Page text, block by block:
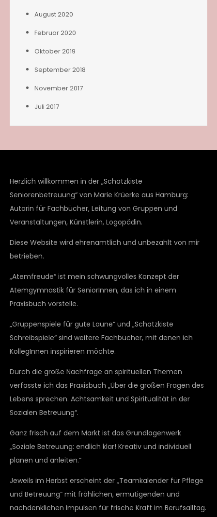
August 2020
Februar 2020
Oktober 2019
September 2018
November 2017
Juli 2017
Herzlich willkommen in der „Schatzkiste
Seniorenbetreuung“ von Marie Krüerke aus Hamburg:
Autorin für Fachbücher, Leitung von Gruppen und
Veranstaltungen, Künstlerin, Logopädin.
Diese Website wird ehrenamtlich und unbezahlt von mir
betrieben.
„Atemfreude“ ist mein schwungvolles Konzept der
Atemgymnastik für SeniorInnen, das ich in einem
Praxisbuch vorstelle.
„Gruppenspiele für gute Laune“ und „Schatzkiste
Schreibspiele“ sind weitere Fachbücher, mit denen ich
KollegInnen inspirieren möchte.
Durch die große Nachfrage an spirituellen Themen
verfasste ich das Praxisbuch „Über die großen Fragen des
Lebens sprechen. Achtsamkeit und Spiritualität in der
Sozialen Betreuung“.
Ganz frisch auf dem Markt ist das Grundlagenwerk
„Soziale Betreuung: endlich klar! Kreativ und individuell
planen und anleiten.“
Jeweils im Herbst erscheint der „Teamkalender für Pflege
und Betreuung“ mit fröhlichen, ermutigenden und
nachdenklichen Impulsen für frische Kraft im Berufsalltag.